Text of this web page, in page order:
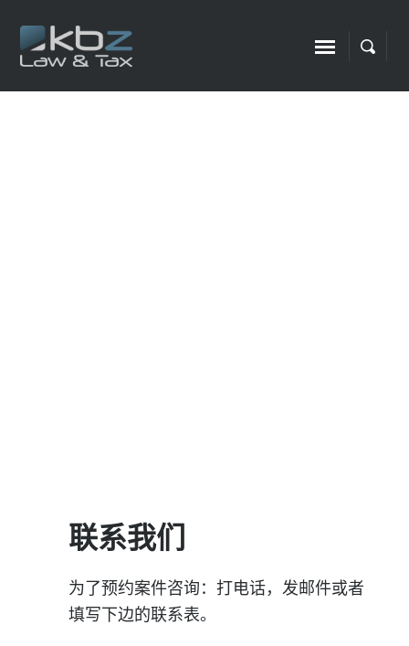
联系我们
为了预约案件咨询：打电话，发邮件或者
填写下边的联系表。